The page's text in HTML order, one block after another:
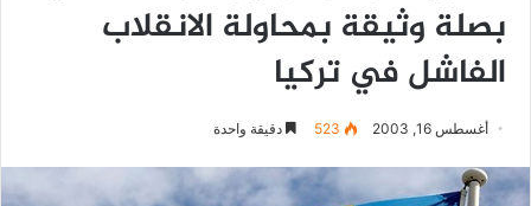
بصلة وثيقة بمحاولة الانقلاب
الفاشل في تركيا
أغسطس 16, 2003 523 دقيقة واحدة